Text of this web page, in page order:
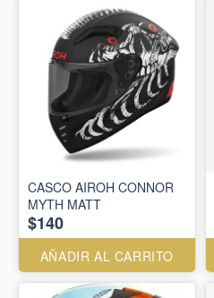
CASCO AIROH CONNOR
MYTH MATT
$140
AÑADIR AL CARRITO